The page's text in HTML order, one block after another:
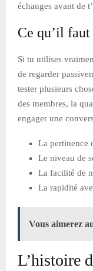
échanges avant de
Ce qu’il
Si tu utilises
de regarder
tester plusieurs
des membres, la
engager une
La pertinence
Le niveau de
La facilité de
La rapidité
Vous aimerez
L’histoire